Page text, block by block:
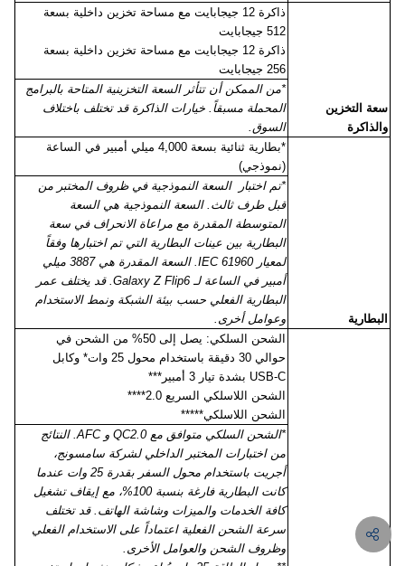
سعة التخزين
والذاكرة
ذاكرة 12 جيجابايت مع مساحة تخزين داخلية بسعة
512 جيجابايت
ذاكرة 12 جيجابايت مع مساحة تخزين داخلية بسعة
256 جيجابايت
*من الممكن أن تتأثر السعة التخزينية المتاحة بالبرامج
المحملة مسبقاً. خيارات الذاكرة قد تختلف باختلاف
السوق.
البطارية
*بطارية ثنائية بسعة 4,000 ميلي أمبير في الساعة
(نموذجي)
*تم اختبار السعة النموذجية في ظروف المختبر من
قبل طرف ثالث. السعة النموذجية هي السعة
المتوسطة المقدرة مع مراعاة الانحراف في سعة
البطارية بين عينات البطارية التي تم اختبارها وفقاً
لمعيارIEC 61960
. السعة المقدرة هي 3887 ميلي
أمبير في الساعة لـGalaxy Z Flip6 . قد يختلف عمر
البطارية الفعلي حسب بيئة الشبكة ونمط الاستخدام
وعوامل أخرى.
الشحن السلكي: يصل إلى 50% من الشحن في
حوالي 30 دقيقة باستخدام محول 25 وات* وكابل
USB-C بشدة تيار 3 أمبير***
الشحن اللاسلكي السريع 2.0****
الشحن اللاسلكي*****
*الشحن السلكي متوافق معQC2.0 وAFC . النتائج
من اختبارات المختبر الداخلي لشركة سامسونج،
أجريت باستخدام محول السفر بقدرة 25 وات عندما
كانت البطارية فارغة بنسبة 100%، مع إيقاف تشغيل
كافة الخدمات والميزات وشاشة الهاتف. قد تختلف
سرعة الشحن الفعلية اعتماداً على الاستخدام الفعلي
وظروف الشحن والعوامل الأخرى.